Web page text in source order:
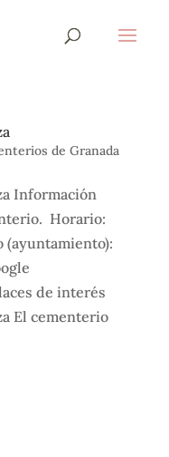
de Granada
Información
Horario:
(ayuntamiento):
de interés
El cementerio